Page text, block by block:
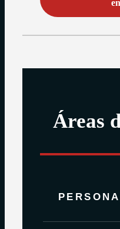
Áreas